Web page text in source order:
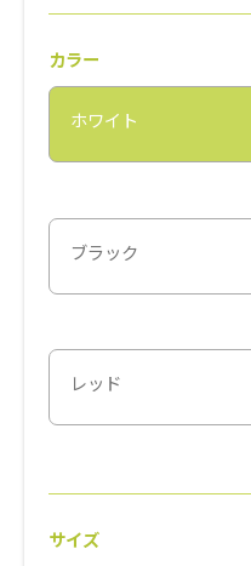
カラー
ホワイト
ブラック
レッド
サイズ